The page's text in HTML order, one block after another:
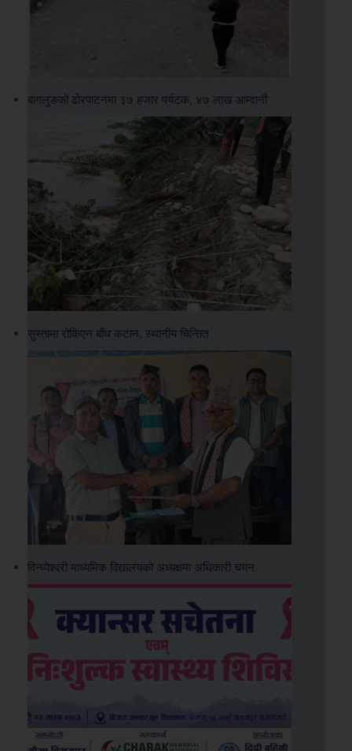
बागलुङको ढोरपाटनमा ३७ हजार पर्यटक, ४७ लाख आम्दानी
सुस्तामा रोकिएन बाँध कटान, स्थानीय चिन्तित
विन्ध्येश्वरी माध्यमिक विद्यालयको अध्यक्षमा अधिकारी चयन